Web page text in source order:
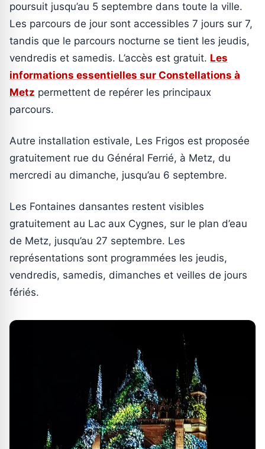
poursuit jusqu’au 5 septembre dans toute la ville.
Les parcours de jour sont accessibles 7 jours sur 7,
tandis que le parcours nocturne se tient les jeudis,
vendredis et samedis. L’accès est gratuit. Les
informations essentielles sur Constellations à
Metz permettent de repérer les principaux
parcours.
Autre installation estivale, Les Frigos est proposée
gratuitement rue du Général Ferrié, à Metz, du
mercredi au dimanche, jusqu’au 6 septembre.
Les Fontaines dansantes restent visibles
gratuitement au Lac aux Cygnes, sur le plan d’eau
de Metz, jusqu’au 27 septembre. Les
représentations sont programmées les jeudis,
vendredis, samedis, dimanches et veilles de jours
fériés.